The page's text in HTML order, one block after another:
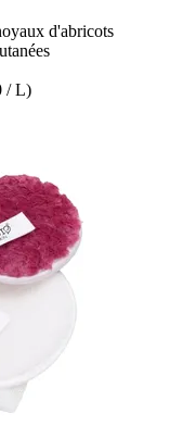
d'abricots
/ L)